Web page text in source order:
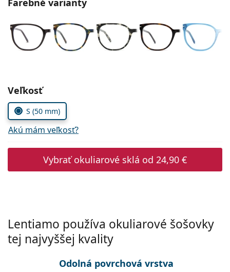
Persol
Prada
Všetky značky
Zvoľte parametre
Veľkosť
S (50 mm)
Akú mám veľkosť?
Vybrať okuliarové sklá od 24,90 €
Lentiamo používa okuliarové šošovky
tej najvyššej kvality
Odolná povrchová vrstva